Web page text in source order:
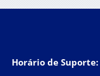
Horário de Suporte: